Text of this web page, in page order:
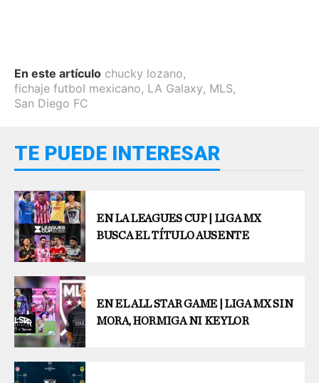
En este artículo chucky lozano,
fichaje futbol mexicano, LA Galaxy, MLS,
San Diego FC
TE PUEDE INTERESAR
EN LA LEAGUES CUP | LIGA MX
BUSCA EL TÍTULO AUSENTE
EN EL ALL STAR GAME | LIGA MX SIN
MORA, HORMIGA NI KEYLOR